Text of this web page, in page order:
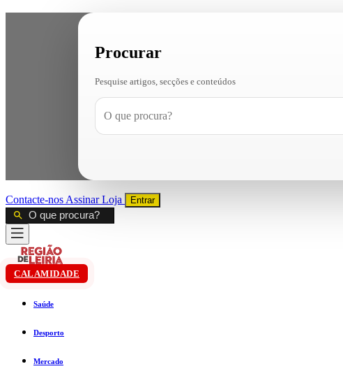
Procurar
Pesquise artigos, secções e conteúdos
Contacte-nos AssinarLoja Entrar
CALAMIDADE
Saúde
Desporto
Mercado